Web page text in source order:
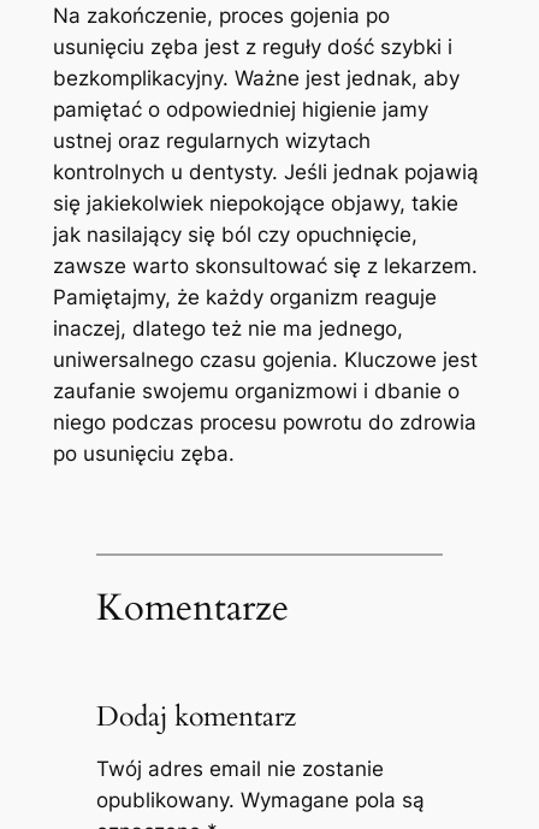
Na zakończenie, proces gojenia po
usunięciu zęba jest z reguły ​dość szybki i
bezkomplikacyjny. Ważne jest jednak, aby
pamiętać o odpowiedniej higienie jamy
ustnej oraz regularnych wizytach
⁤kontrolnych u dentysty. Jeśli jednak pojawią
⁤się jakiekolwiek niepokojące objawy, takie
jak ‌nasilający się ból czy ⁤opuchnięcie,
zawsze warto skonsultować się z lekarzem.
Pamiętajmy, że każdy organizm reaguje
inaczej, dlatego też nie ma jednego,
uniwersalnego czasu gojenia. Kluczowe jest
zaufanie swojemu‍ organizmowi i dbanie o ​
niego ‍podczas procesu powrotu do zdrowia
po‍ usunięciu zęba.
Komentarze
Dodaj komentarz
Twój adres email nie zostanie
opublikowany. Wymagane pola są